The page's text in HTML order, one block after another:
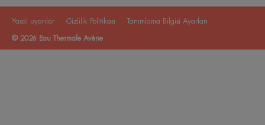
Yasal uyarılar Gizlilik Politikası Tanımlama Bilgisi Ayarları
© 2026 Eau Thermale Avène